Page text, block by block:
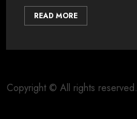
READ MORE
Copyright © All rights reserved.